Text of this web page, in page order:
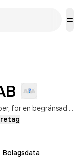
Bolagsdata